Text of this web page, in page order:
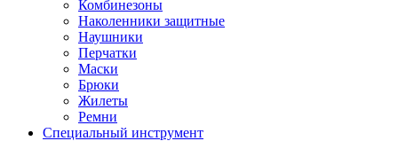
Комбинезоны
Наколенники защитные
Наушники
Перчатки
Маски
Брюки
Жилеты
Ремни
Специальный инструмент